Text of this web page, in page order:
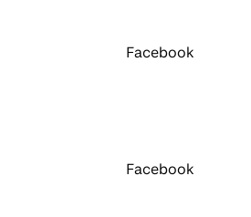
Facebook
Facebook